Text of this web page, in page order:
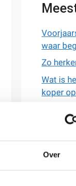
Over
waar
Zo
Wat is
koper
De